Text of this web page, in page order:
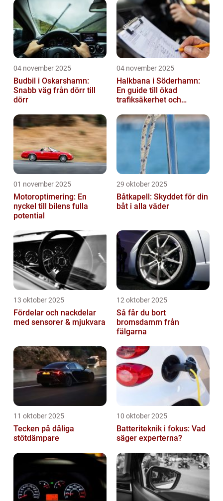
04 november 2025
Budbil i Oskarshamn:
Snabb väg från dörr till
dörr
04 november 2025
Halkbana i Söderhamn:
En guide till ökad
trafiksäkerhet och
01 november 2025
Motoroptimering: En
nyckel till bilens fulla
potential
29 oktober 2025
Båtkapell: Skyddet för din
båt i alla väder
13 oktober 2025
Fördelar och nackdelar
med sensorer & mjukvara
12 oktober 2025
Så får du bort
bromsdamm från
fälgarna
11 oktober 2025
Tecken på dåliga
stötdämpare
10 oktober 2025
Batteriteknik i fokus: Vad
säger experterna?